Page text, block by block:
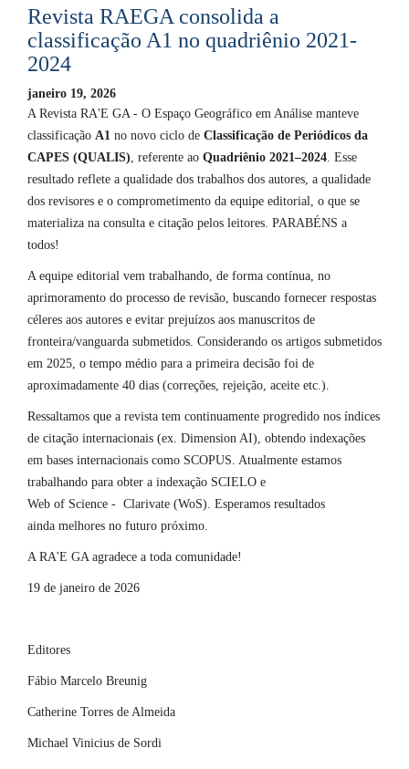
Revista RAEGA consolida a
classificação A1 no quadriênio 2021-
2024
janeiro 19, 2026
A Revista RA'E GA - O Espaço Geográfico em Análise manteve
classificação A1 no novo ciclo de Classificação de Periódicos da
CAPES (QUALIS) , referente ao Quadriênio 2021–2024 . Esse
resultado reflete a qualidade dos trabalhos dos autores, a qualidade
dos revisores e o comprometimento da equipe editorial, o que se
materializa na consulta e citação pelos leitores. PARABÉNS a
todos!
A equipe editorial vem trabalhando, de forma contínua, no
aprimoramento do processo de revisão, buscando fornecer respostas
céleres aos autores e evitar prejuízos aos manuscritos de
fronteira/vanguarda submetidos. Considerando os artigos submetidos
em 2025, o tempo médio para a primeira decisão foi de
aproximadamente 40 dias (correções, rejeição, aceite etc.).
Ressaltamos que a revista tem continuamente progredido nos índices
de citação internacionais (ex. Dimension AI), obtendo indexações
em bases internacionais como SCOPUS. Atualmente estamos
trabalhando para obter a indexação SCIELO e
Web of Science - Clarivate (WoS). Esperamos resultados
ainda melhores no futuro próximo.
A RA'E GA agradece a toda comunidade!
19 de janeiro de 2026
Editores
Fábio Marcelo Breunig
Catherine Torres de Almeida
Michael Vinicius de Sordi